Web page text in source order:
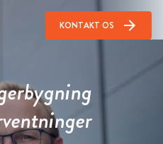
KONTAKT OS arrow_forward